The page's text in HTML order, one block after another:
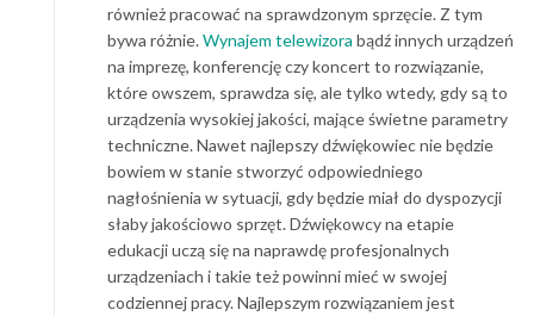
również pracować na sprawdzonym sprzęcie. Z tym
bywa różnie.Wynajem telewizora bądź innych urządzeń
na imprezę, konferencję czy koncert to rozwiązanie,
które owszem, sprawdza się, ale tylko wtedy, gdy są to
urządzenia wysokiej jakości, mające świetne parametry
techniczne. Nawet najlepszy dźwiękowiec nie będzie
bowiem w stanie stworzyć odpowiedniego
nagłośnienia w sytuacji, gdy będzie miał do dyspozycji
słaby jakościowo sprzęt. Dźwiękowcy na etapie
edukacji uczą się na naprawdę profesjonalnych
urządzeniach i takie też powinni mieć w swojej
codziennej pracy. Najlepszym rozwiązaniem jest